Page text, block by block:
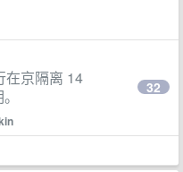
在京隔离 14
32